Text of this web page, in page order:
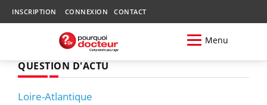
INSCRIPTION CONNEXION CONTACT
Menu
QUESTION D'ACTU
Loire-Atlantique